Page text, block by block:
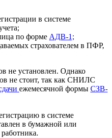
в системе
по форме АДВ-1;
страхователем в ПФР,
не установлен. Однако
не стоит, так как СНИЛС
ежемесячной формы СЗВ-
в системе
в бумажной или